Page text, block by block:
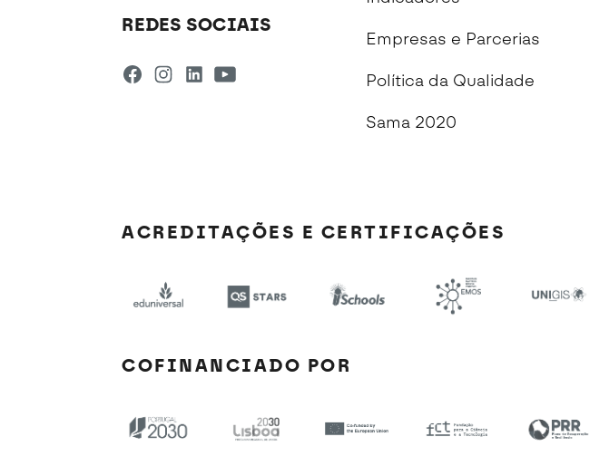
REDES SOCIAIS
Empresas e Parcerias
Política da Qualidade
Sama 2020
ACREDITAÇÕES E CERTIFICAÇÕES
COFINANCIADO POR